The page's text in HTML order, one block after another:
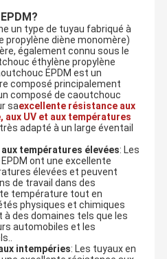
un type de tuyau fabriqué à
propylène diène monomère)
également connu sous le
éthylène propylène
EPDM est un
composé principalement
composé de caoutchouc
saexcellente résistance aux
aux UV et aux températures
adapté à un large éventail
températures élevées: Les
ont une excellente
élevées et peuvent
de travail dans des
température tout en
physiques et chimiques
des domaines tels que les
automobiles et les
intempéries: Les tuyaux en